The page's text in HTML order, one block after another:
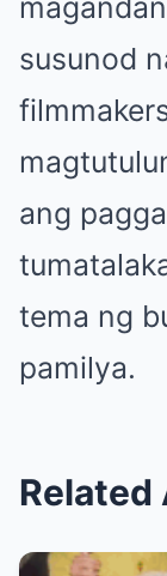
susunod
ang
tema ng
pamilya.